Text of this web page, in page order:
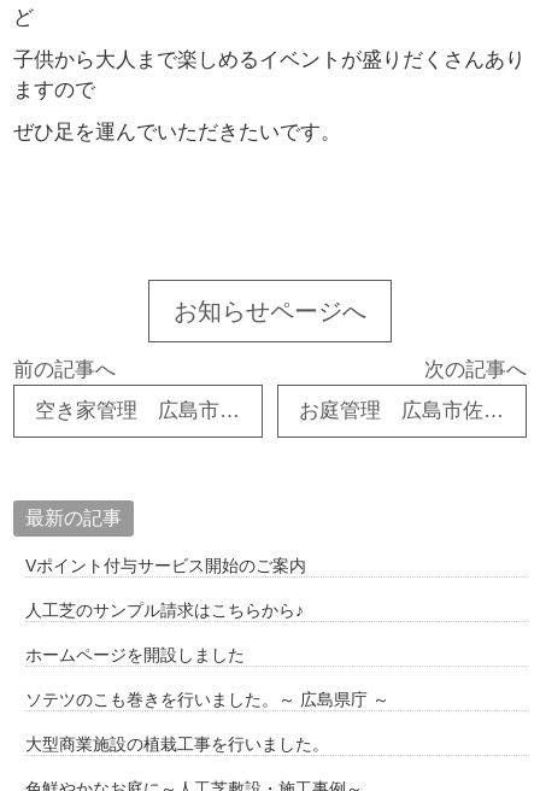
ど
子供から大人まで楽しめるイベントが盛りだくさんあり
ますので
ぜひ足を運んでいただきたいです。
お知らせページへ
前の記事へ
空き家管理 広島市西区 O様邸
次の記事へ
お庭管理 広島市佐伯区 U様邸
最新の記事
Vポイント付与サービス開始のご案内
人工芝のサンプル請求はこちらから♪
ホームページを開設しました
ソテツのこも巻きを行いました。～ 広島県庁 ～
大型商業施設の植栽工事を行いました。